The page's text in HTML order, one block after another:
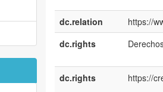
dc.relation
https://
dc.rights
dc.rights
https://